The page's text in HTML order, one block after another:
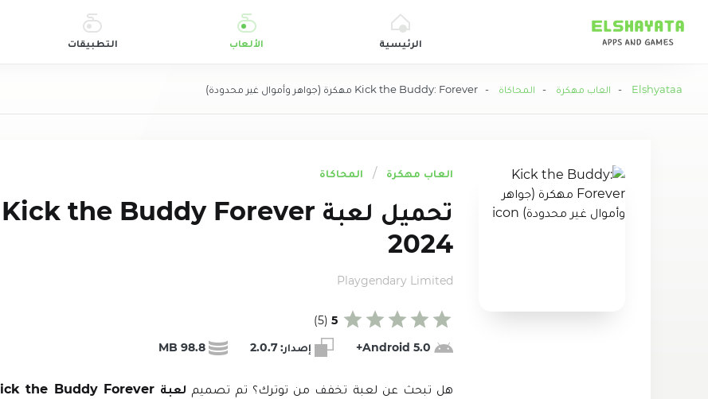
الرئيسية الألعاب التطبيقات
Elshyataa
- العاب مهكرة - المحاكاة - Kick the Buddy: Forever مهكرة (جواهر وأموال غير محدودة)
العاب مهكرة المحاكاة
2024
5.0 Android+ إصدار:2.0.7
98.8 MB
Playgendary Limited
هل تبحث عن لعبة تخفف من توترك؟ تم تصميم لعبة Kick the Buddy Forever مهكرة
5
(
5
)